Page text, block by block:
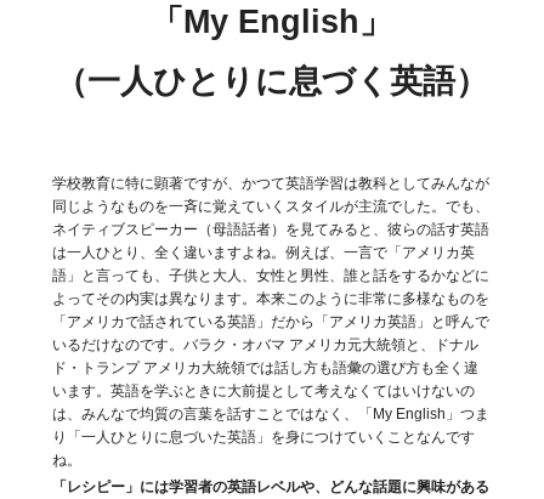
「My English」
（一人ひとりに息づく英語）
学校教育に特に顕著ですが、かつて英語学習は教科としてみんなが
同じようなものを一斉に覚えていくスタイルが主流でした。でも、
ネイティブスピーカー（母語話者）を見てみると、彼らの話す英語
は一人ひとり、全く違いますよね。例えば、一言で「アメリカ英
語」と言っても、子供と大人、女性と男性、誰と話をするかなどに
よってその内実は異なります。本来このように非常に多様なものを
「アメリカで話されている英語」だから「アメリカ英語」と呼んで
いるだけなのです。バラク・オバマ アメリカ元大統領と、ドナル
ド・トランプ アメリカ大統領では話し方も語彙の選び方も全く違
います。英語を学ぶときに大前提として考えなくてはいけないの
は、みんなで均質の言葉を話すことではなく、「My English」つま
り「一人ひとりに息づいた英語」を身につけていくことなんです
ね。
「レシピー」には学習者の英語レベルや、どんな話題に興味がある